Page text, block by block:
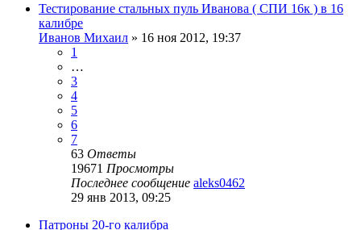
Тестирование стальных пуль Иванова ( СПИ 16к ) в 16
калибре
Иванов Михаил » 16 ноя 2012, 19:37
1
…
3
4
5
6
7
63 Ответы
19671 Просмотры
Последнее сообщение aleks0462
29 янв 2013, 09:25
Патроны 20-го калибра